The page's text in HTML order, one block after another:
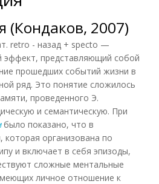
(Кондаков, 2007)
retro - назад + specto —
эффект, представляющий собой
прошедших событий жизни в
ряд. Это понятие сложилось
проведенного Э.
и семантическую. При
было показано, что в
которая организована по
и включает в себя эпизоды,
сложные ментальные
личное отношение к